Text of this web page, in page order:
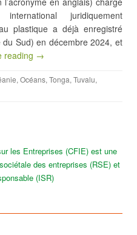
juridiquement
plastique a déjà enregistré
du Sud) en décembre 2024, et
reading →
, Océans, Tonga, Tuvalu,
les Entreprises (CFIE) est une
des entreprises (RSE) et
(ISR)